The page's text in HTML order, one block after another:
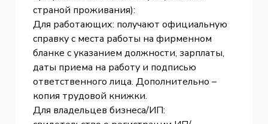
страной проживания):
Для работающих: получают официальную
справку с места работы на фирменном
бланке с указанием должности, зарплаты,
даты приема на работу и подписью
ответственного лица. Дополнительно –
копия трудовой книжки.
Для владельцев бизнеса/ИП: